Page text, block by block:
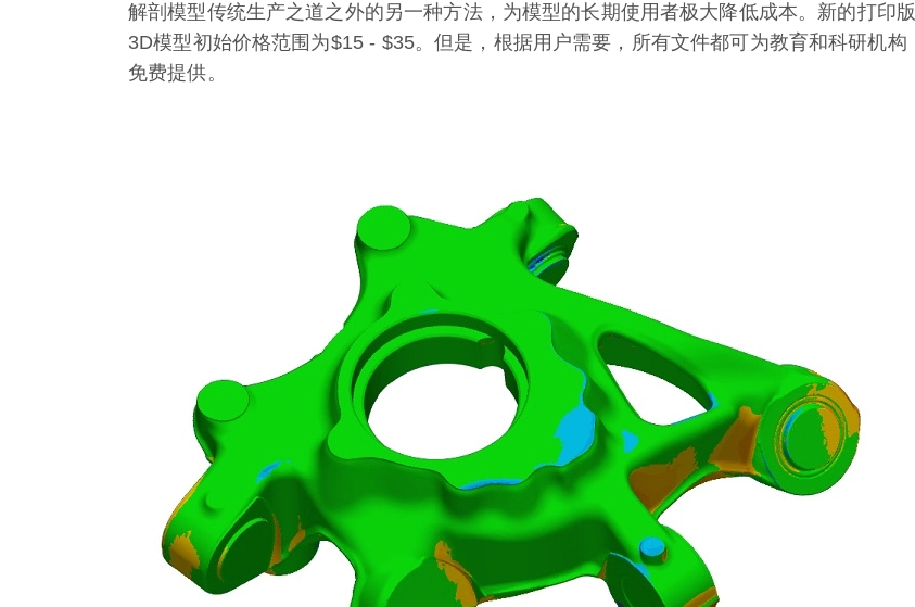
解剖模型传统生产之道之外的另一种方法，为模型的长期使用者极大降低成本。新的打印版
3D模型初始价格范围为$15 - $35。但是，根据用户需要，所有文件都可为教育和科研机构
免费提供。